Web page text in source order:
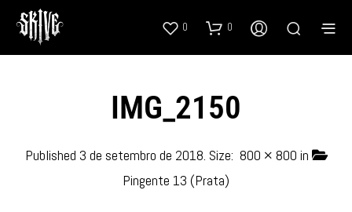
0 0
IMG_2150
Published 3 de setembro de 2018. Size: 800 × 800 in
Pingente 13 (Prata)